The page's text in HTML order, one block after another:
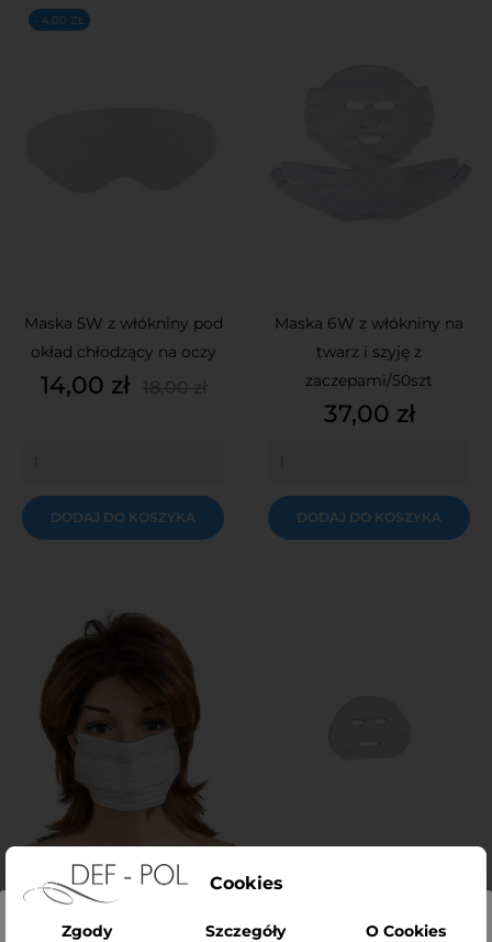
Maska 5W z włókniny pod
okład chłodzący na oczy
Cena
14,00 zł
DODAJ DO KOSZYKA
- 4,00 ZŁ
Maska 6W z włókniny na
twarz i szyję z
zaczepami/50szt
Cena
37,00 zł
DODAJ DO KOSZYKA
Maski ochronne dla
Cookies
Zgody Szczegóły O Cookies